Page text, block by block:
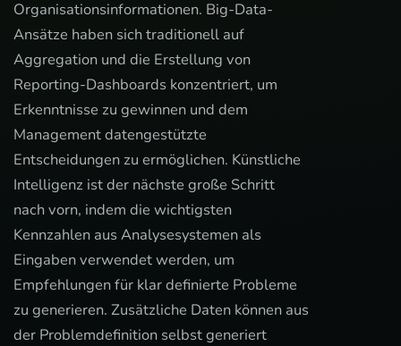
Organisationsinformationen. Big-Data-
Ansätze haben sich traditionell auf
Aggregation und die Erstellung von
Reporting-Dashboards konzentriert, um
Erkenntnisse zu gewinnen und dem
Management datengestützte
Entscheidungen zu ermöglichen. Künstliche
Intelligenz ist der nächste große Schritt
nach vorn, indem die wichtigsten
Kennzahlen aus Analysesystemen als
Eingaben verwendet werden, um
Empfehlungen für klar definierte Probleme
zu generieren. Zusätzliche Daten können aus
der Problemdefinition selbst generiert